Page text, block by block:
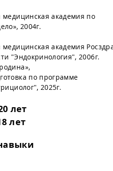
медицинская академия по
2004г.
академия
"Эндокринология", 2006г.
по программе
2025г.
лет
лет